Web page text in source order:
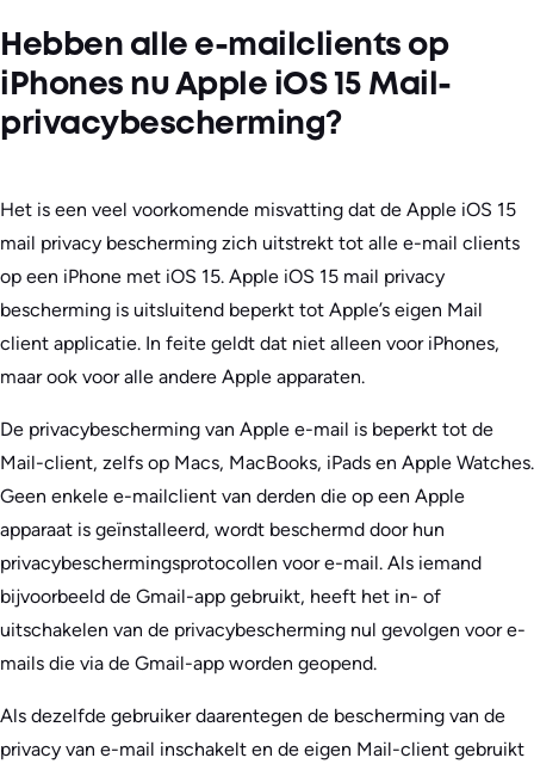
Hebben alle e-mailclients op
iPhones nu Apple iOS 15 Mail-
privacybescherming?
Het is een veel voorkomende misvatting dat de Apple iOS 15
mail privacy bescherming zich uitstrekt tot alle e-mail clients
op een iPhone met iOS 15. Apple iOS 15 mail privacy
bescherming is uitsluitend beperkt tot Apple’s eigen Mail
client applicatie. In feite geldt dat niet alleen voor iPhones,
maar ook voor alle andere Apple apparaten.
De privacybescherming van Apple e-mail is beperkt tot de
Mail-client, zelfs op Macs, MacBooks, iPads en Apple Watches.
Geen enkele e-mailclient van derden die op een Apple
apparaat is geïnstalleerd, wordt beschermd door hun
privacybeschermingsprotocollen voor e-mail. Als iemand
bijvoorbeeld de Gmail-app gebruikt, heeft het in- of
uitschakelen van de privacybescherming nul gevolgen voor e-
mails die via de Gmail-app worden geopend.
Als dezelfde gebruiker daarentegen de bescherming van de
privacy van e-mail inschakelt en de eigen Mail-client gebruikt